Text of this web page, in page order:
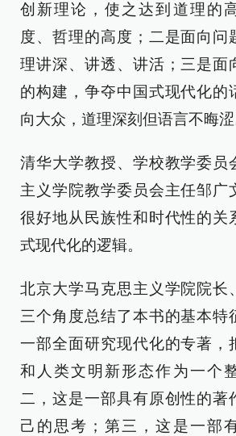
创新理论，使之达到道理的
度、哲理的高度；二是面向问
理讲深、讲透、讲活；三是面
的构建，争夺中国式现代化的
向大众，道理深刻但语言不晦涩
清华大学教授、学校教学委员
主义学院教学委员会主任邹广
很好地从民族性和时代性的关
式现代化的逻辑。
北京大学马克思主义学院院长
三个角度总结了本书的基本特
一部全面研究现代化的专著，
和人类文明新形态作为一个
二，这是一部具有原创性的著
己的思考；第三，这是一部